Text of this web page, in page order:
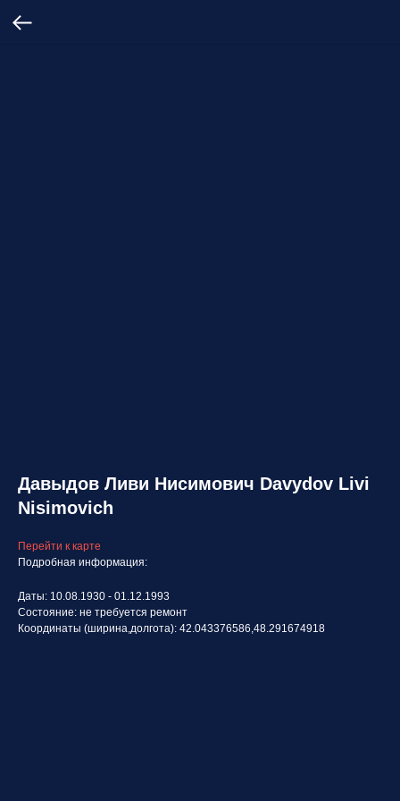
Давыдов Ливи Нисимович Davydov Livi
Nisimovich
Перейти к карте
Подробная информация:
Даты: 10.08.1930 - 01.12.1993
Состояние: не требуется ремонт
Координаты (ширина,долгота): 42.043376586,48.291674918